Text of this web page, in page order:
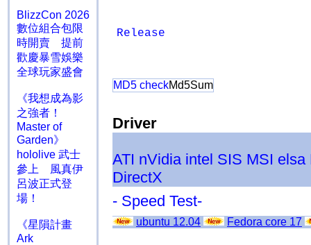
BlizzCon 2026
數位組合包限
時開賣 提前
歡慶暴雪娛樂
全球玩家盛會
《我想成為影
之強者！
Master of
Garden》
hololive 武士
參上 風真伊
呂波正式登
場！
《星隕計畫
Ark
Release
MD5 checkMd5Sum
Driver
ATI nVidia intel SIS MSI elsa
DirectX
- Speed Test-
ubuntu 12.04 Fedora core 17